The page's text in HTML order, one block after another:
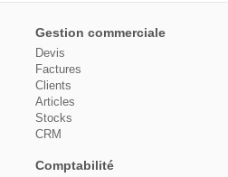
Gestion commerciale
Devis
Factures
Clients
Articles
Stocks
CRM
Comptabilité